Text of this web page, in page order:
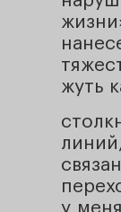
жуть
у